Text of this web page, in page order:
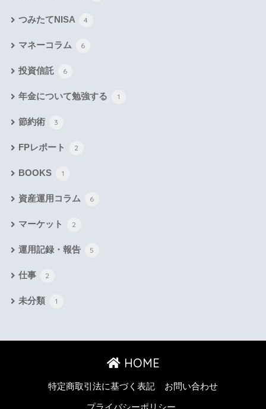
つみたてNISA 4
マネーコラム 6
投資信託 6
年金について勉強する 1
節約術 3
FPレポート 2
BOOKS 1
資産運用コラム 6
マーケット 2
運用記録・報告 5
仕事 2
未分類 1
HOME
特定商取引法に基づく表記 お問い合わせ